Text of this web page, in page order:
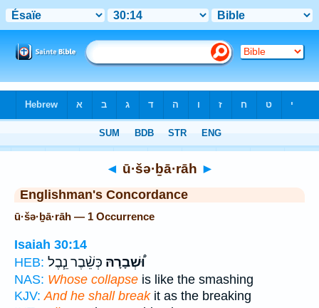
◄ ū·šə·ḇā·rāh ►
Englishman's Concordance
ū·šə·ḇā·rāh — 1 Occurrence
Isaiah 30:14
HEB:
וּ֠שְׁבָרָהּ כְּשֵׁ֨בֶר נֵ֧בֶל
NAS: Whose collapse is like the smashing
KJV: And he shall breakit as the breaking